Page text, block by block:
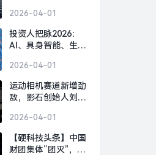
2026-04-01
投资人把脉2026：
AI、具身智能、生物
金超级独角兽 | 界面
预言家⑥|界面新闻 ·
科技
2026-04-01
运动相机赛道新增劲
敌，影石创始人刘靖
划”恶意挖人|界面新
闻 · 科技
2026-04-01
【硬科技头条】中国
财团集体“团灭”，英